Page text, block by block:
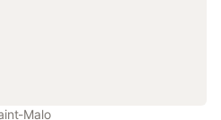
Malo